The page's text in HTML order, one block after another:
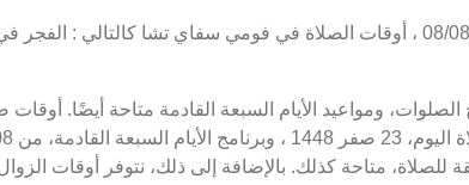
الصلوات، ومواعيد الأيام السبعة القادمة متاحة أيضًا.
للصلاة، متاحة كذلك. بالإضافة إلى ذلك، نتوفر أوقات